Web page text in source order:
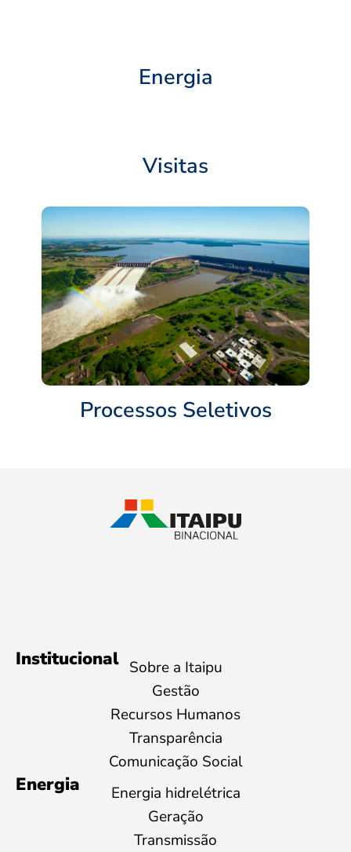
Energia
Visitas
Processos Seletivos
Institucional Sobre a Itaipu
Gestão
Recursos Humanos
Transparência
Comunicação Social
Energia
Energia hidrelétrica
Geração
Transmissão